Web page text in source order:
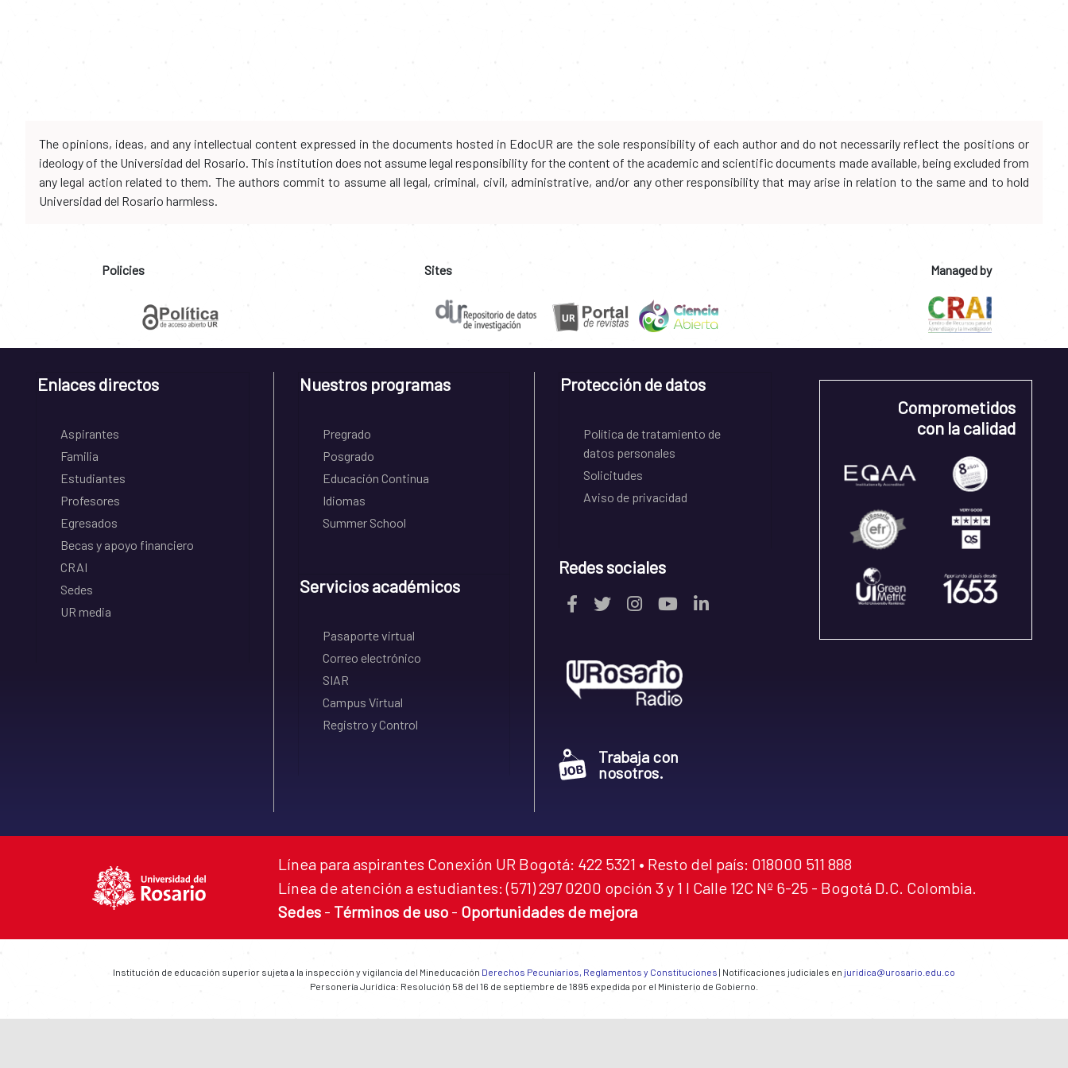
The opinions, ideas, and any intellectual content expressed in the documents hosted in EdocUR are the sole responsibility of each author and do not necessarily reflect the positions or
ideology of the Universidad del Rosario. This institution does not assume legal responsibility for the content of the academic and scientific documents made available, being excluded from
any legal action related to them. The authors commit to assume all legal, criminal, civil, administrative, and/or any other responsibility that may arise in relation to the same and to hold
Universidad del Rosario harmless.
Policies Sites Managed by
Enlaces directos
Aspirantes
Familia
Estudiantes
Profesores
Egresados
Becas y apoyo financiero
CRAI
Sedes
UR media
Nuestros programas
Pregrado
Posgrado
Educación Continua
Idiomas
Summer School
Servicios académicos
Pasaporte virtual
Correo electrónico
SIAR
Campus Virtual
Registro y Control
Protección de datos
Política de tratamiento de
datos personales
Solicitudes
Aviso de privacidad
Redes sociales
Trabaja con
nosotros.
Comprometidos
con la calidad
Línea para aspirantes Conexión UR Bogotá: 422 5321 • Resto del país: 018000 511 888
Línea de atención a estudiantes: (571) 297 0200 opción 3 y 1 I Calle 12C Nº 6-25 - Bogotá D.C. Colombia.
Sedes - Términos de uso - Oportunidades de mejora
Institución de educación superior sujeta a la inspección y vigilancia del Mineducación Derechos Pecuniarios, Reglamentos y Constituciones | Notificaciones judiciales en juridica@urosario.edu.co
Personería Jurídica: Resolución 58 del 16 de septiembre de 1895 expedida por el Ministerio de Gobierno.